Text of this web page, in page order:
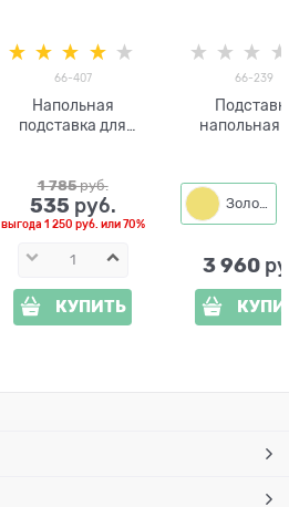
66-407
Напольная
подставка для
1 785 руб.
535 руб.
выгода 1 250 руб. или70%
КУПИТЬ
66-239
напольная
Золото
3 960